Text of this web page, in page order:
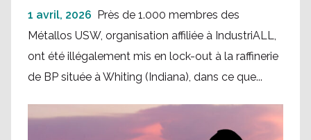
1 avril, 2026 Près de 1.000 membres des
Métallos USW, organisation affiliée à IndustriALL,
ont été illégalement mis en lock-out à la raffinerie
de BP située à Whiting (Indiana), dans ce que...